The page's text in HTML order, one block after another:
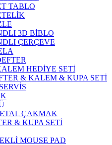
TABLO
3D BİBLO
ÇERÇEVE
HEDİYE SETİ
& KALEM & KUPA SETİ
ÇAKMAK
& KUPA SETİ
MOUSE PAD